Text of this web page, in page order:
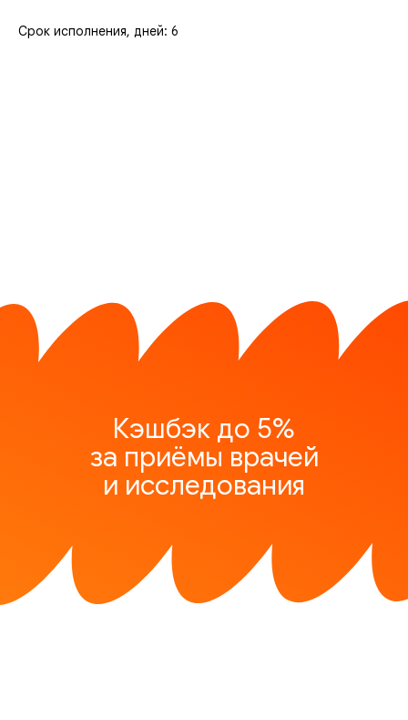
Срок исполнения, дней: 6
Кэшбэк до 5%
за приёмы врачей
и исследования